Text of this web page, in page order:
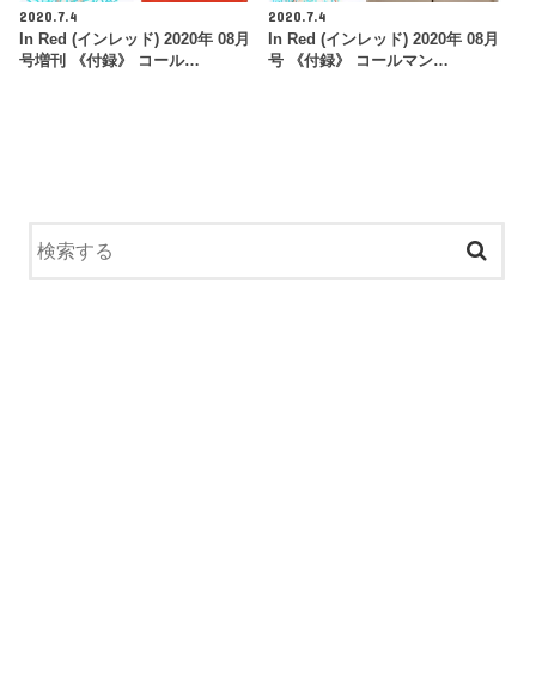
2020.7.4
In Red (インレッド) 2020年 08月
号増刊 《付録》 コール…
2020.7.4
In Red (インレッド) 2020年 08月
号 《付録》 コールマン…